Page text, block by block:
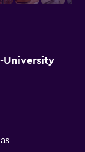
University